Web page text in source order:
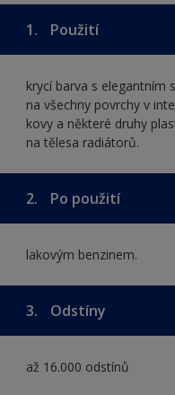
1. Použití
krycí barva s elegantním
na všechny povrchy v
kovy a některé druhy
na tělesa radiátorů.
2. Po použití
lakovým benzinem.
3. Odstíny
až 16.000 odstínů